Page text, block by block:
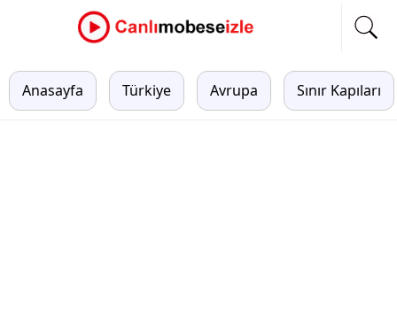
Anasayfa Türkiye Avrupa Sınır Kapıları